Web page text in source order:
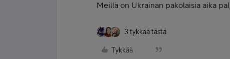
Meillä on Ukrainan pakolaisia aika
3 tykkää tästä
Tykkää